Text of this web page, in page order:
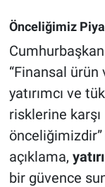
Önceliğimiz
“Finansal
yatırımcı ve
risklerine
açıklama,
bir güvence